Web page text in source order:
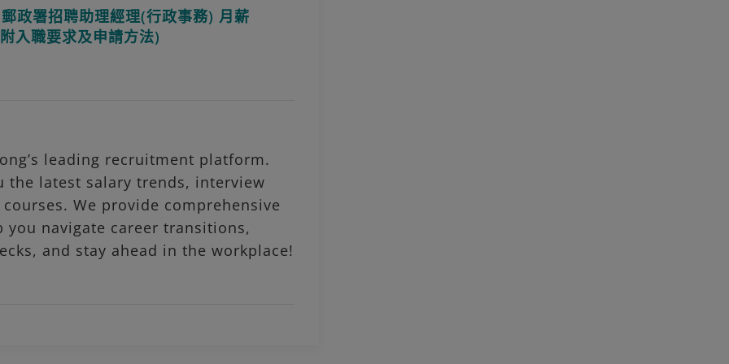
政署招聘助理經理(行政事務) 月薪
入職要求及申請方法)
leading recruitment platform.
the latest salary trends, interview
We provide comprehensive
navigate career transitions,
and stay ahead in the workplace!